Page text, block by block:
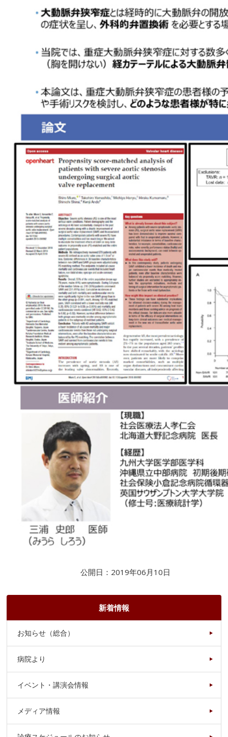
公開日：2019年06月10日
新着情報
お知らせ（総合）
病院より
イベント・講演会情報
メディア情報